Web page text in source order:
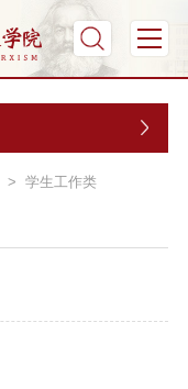
>学生工作类